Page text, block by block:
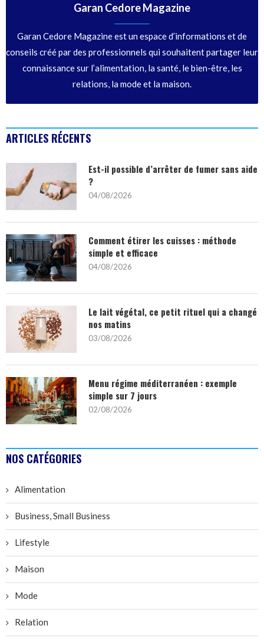
Garan Cedore Magazine
Garan Cedore Magazine est un espace d’informations et de
conseils créé par des professionnels qui souhaitent partager leur
connaissance sur l’alimentation, la santé, le bien-être, les
relations, la mode et la maison.
ARTICLES RÉCENTS
Est-il possible d’arrêter de fumer sans aide
?
04/08/2026
Comment étirer les cuisses : méthode
simple et efficace
04/08/2026
Le lait végétal, ce petit rituel qui a changé
nos matins
03/08/2026
Menu régime méditerranéen : exemple
simple sur 7 jours
02/08/2026
NOS CATÉGORIES
Alimentation
Business, Small Business
Lifestyle
Maison
Mode
Relation